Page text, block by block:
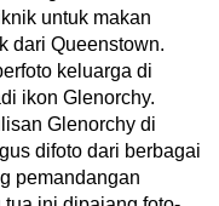
untuk makan
dari Queenstown.
keluarga di
ikon Glenorchy.
Glenorchy di
difoto dari berbagai
pemandangan